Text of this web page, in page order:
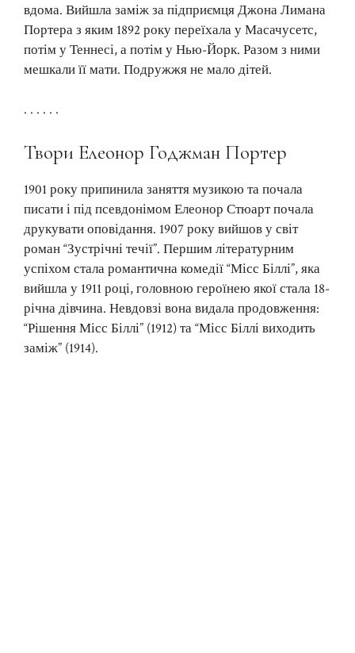
вдома. Вийшла заміж за підприємця Джона Лимана
Портера з яким 1892 року переїхала у Масачусетс,
потім у Теннесі, а потім у Нью-Йорк. Разом з ними
мешкали її мати. Подружжя не мало дітей.
. . . . . .
Твори Елеонор Годжман Портер
1901 року припинила заняття музикою та почала
писати і під псевдонімом Елеонор Стюарт почала
друкувати оповідання. 1907 року вийшов у світ
роман “Зустрічні течії”. Першим літературним
успіхом стала романтична комедії “Місс Біллі”, яка
вийшла у 1911 році, головною героїнею якої стала 18-
річна дівчина. Невдовзі вона видала продовження:
“Рішення Місс Біллі” (1912) та “Місс Біллі виходить
заміж” (1914).